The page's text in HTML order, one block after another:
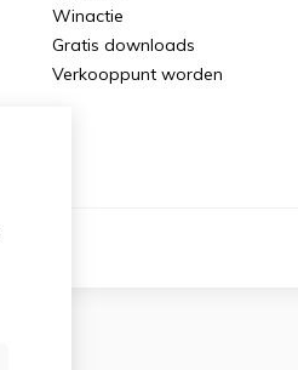
Winactie
Gratis downloads
Verkooppunt worden